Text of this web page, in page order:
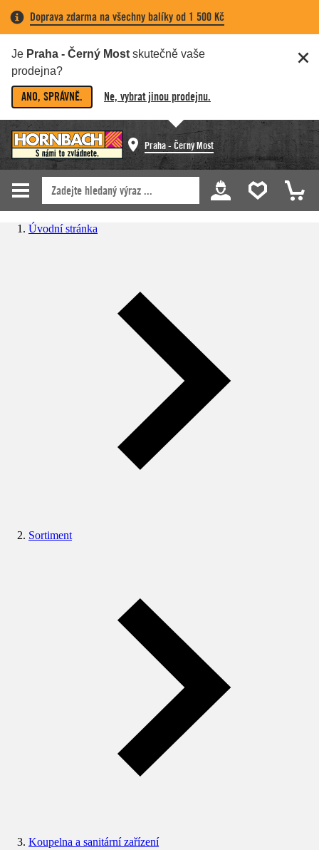
Doprava zdarma na všechny balíky od 1 500 Kč
Je Praha - Černý Most skutečně vaše
prodejna?
ANO, SPRÁVNĚ. Ne, vybrat jinou prodejnu.
Praha - Černý Most
Úvodní stránka
Sortiment
Koupelna a sanitární zařízení